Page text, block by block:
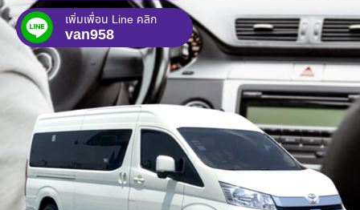
เพิ่มเพื่อน Line คลิก
van958